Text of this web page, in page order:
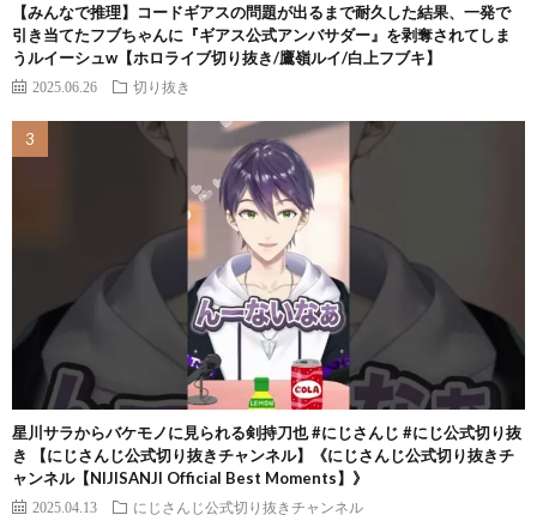
【みんなで推理】コードギアスの問題が出るまで耐久した結果、一発で
引き当てたフブちゃんに『ギアス公式アンバサダー』を剥奪されてしま
うルイーシュw【ホロライブ切り抜き/鷹嶺ルイ/白上フブキ】
2025.06.26 切り抜き
星川サラからバケモノに見られる剣持刀也 #にじさんじ #にじ公式切り抜
き 【にじさんじ公式切り抜きチャンネル】《にじさんじ公式切り抜きチ
ャンネル【NIJISANJI Official Best Moments】》
2025.04.13 にじさんじ公式切り抜きチャンネル